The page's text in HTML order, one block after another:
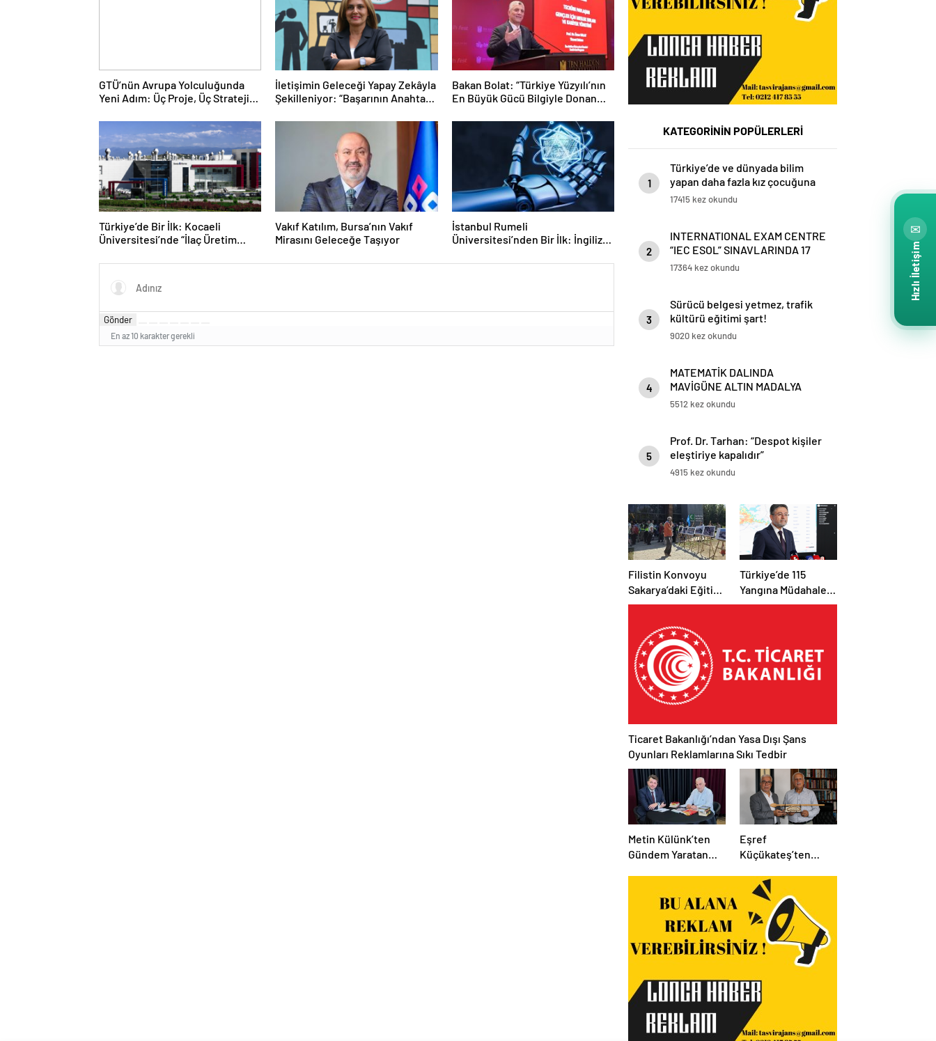
GTÜ’nün Avrupa Yolculuğunda
Yeni Adım: Üç Proje, Üç Stratejik
İletişimin Geleceği Yapay Zekâyla
Şekilleniyor: “Başarının Anahtarı
Bakan Bolat: “Türkiye Yüzyılı’nın
En Büyük Gücü Bilgiyle Donanmış
Türkiye’de Bir İlk: Kocaeli
Üniversitesi’nde “İlaç Üretim
Vakıf Katılım, Bursa’nın Vakıf
Mirasını Geleceğe Taşıyor
İstanbul Rumeli
Üniversitesi’nden Bir İlk: İngilizce
Lisans Programı Açılıyor
Gönder
En az 10 karakter gerekli
KATEGORİNİN POPÜLERLERİ
1
Türkiye’de ve dünyada bilim
yapan daha fazla kız çocuğuna
ihtiyaç var!
17415 kez okundu
2
INTERNATIONAL EXAM CENTRE
“IEC ESOL” SINAVLARINDA 17
Türkiye Birinciliği mavigün
17364 kez okundu
3
Sürücü belgesi yetmez, trafik
kültürü eğitimi şart!
9020 kez okundu
4
MATEMATİK DALINDA
MAVİGÜNE ALTIN MADALYA
5512 kez okundu
5
Prof. Dr. Tarhan: “Despot kişiler
eleştiriye kapalıdır”
4915 kez okundu
Filistin Konvoyu
Sakarya’daki Eğitim
Kampını
Etabı Başlıyor
Türkiye’de 115
Yangına Müdahale
Edildi: 110’u Kontrol
Ticaret Bakanlığı’ndan Yasa Dışı Şans
Oyunları Reklamlarına Sıkı Tedbir
Metin Külünk’ten
Gündem Yaratan
Siyasete İlişkin
Mesajlar
Eşref
Küçükateş’ten
Hüseyin Avni
Mutlu’ya Anlamlı
Ziyaret
✉
Hızlı İletişim